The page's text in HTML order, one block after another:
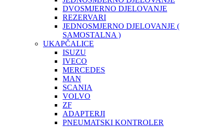
DVOSMJERNO DJELOVANJE
REZERVARI
JEDNOSMJERNO DJELOVANJE (
SAMOSTALNA )
UKAPČALICE
ISUZU
IVECO
MERCEDES
MAN
SCANIA
VOLVO
ZF
ADAPTERJI
PNEUMATSKI KONTROLER